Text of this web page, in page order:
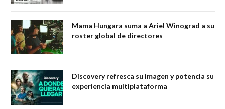
Mama Hungara suma a Ariel Winograd a su
roster global de directores
Discovery refresca su imagen y potencia su
experiencia multiplataforma